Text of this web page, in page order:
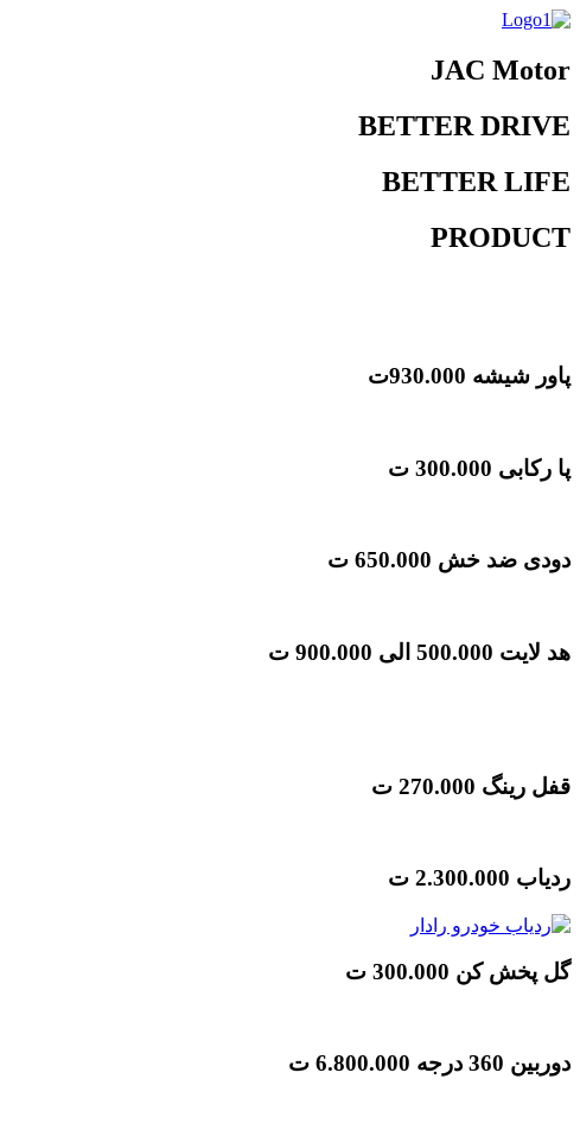
JAC Motor
BETTER DRIVE
BETTER LIFE
PRODUCT
پاور شیشه 930.000ت
پا رکابی 300.000 ت
دودی ضد خش 650.000 ت
هد لایت 500.000 الی 900.000 ت
قفل رینگ 270.000 ت
ردیاب 2.300.000 ت
گل پخش کن 300.000 ت
دوربین 360 درجه 6.800.000 ت